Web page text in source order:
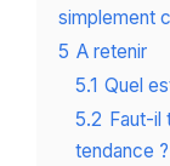
simplement
5 A retenir
5.1 Quel
5.2 Faut-
tendance ?